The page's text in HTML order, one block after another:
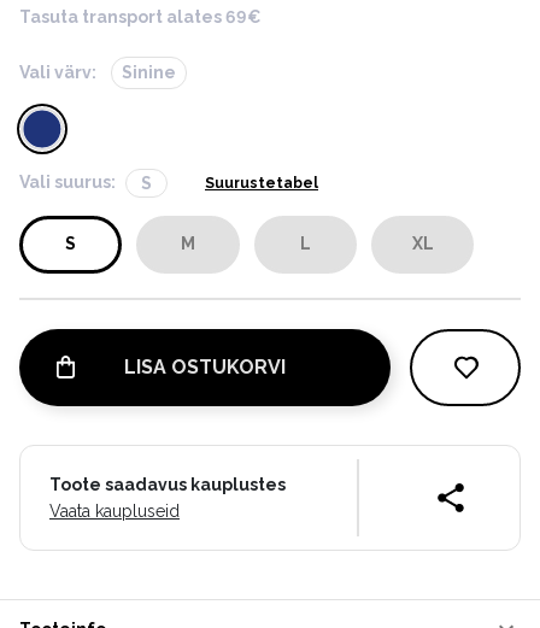
Tasuta transport alates 69€
Vali värv: Sinine
Vali suurus: S Suurustetabel
S M L XL
LISA OSTUKORVI
Toote saadavus kauplustes
Vaata kaupluseid